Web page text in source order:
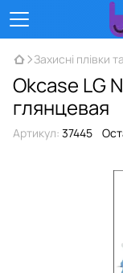
Захисні плівки
Okcase LG
глянцевая
Артикул: 37445